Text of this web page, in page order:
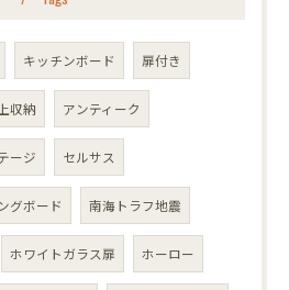
キッチンボード 扉付き
収納 アンティーク
ージ セルサス
グボード 南海トラフ地震
ホワイトガラス扉 ホーロー